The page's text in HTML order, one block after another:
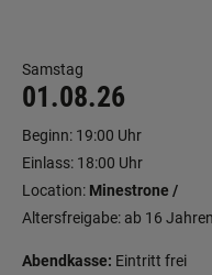
Samstag
01.08.26
Beginn: 19:00 Uhr
Einlass: 18:00 Uhr
Location: Minestrone /
Altersfreigabe: ab 16 Jahren
Abendkasse: Eintritt frei